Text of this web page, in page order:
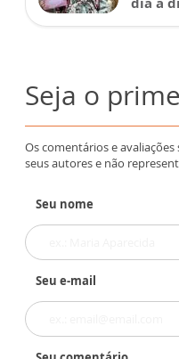
Seja o
Os comentários e
seus autores e não
Seu nome
Seu e-mail